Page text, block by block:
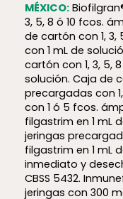
MÉXICO:
3, 5, 8 ó 10 fcos.
de cartón con 1, 3,
con 1 mL de
cartón con 1, 3, 5,
solución. Caja de
precargadas con
con 1 ó 5 fcos.
filgastrim en 1 mL
jeringas
filgastrim en 1 mL
inmediato y
CBSS 5432.
jeringas con 300